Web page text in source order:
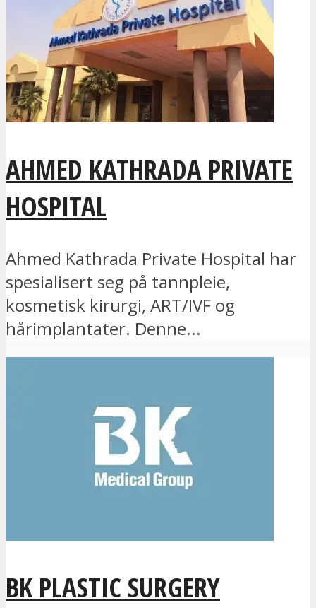
AHMED KATHRADA PRIVATE
HOSPITAL
Ahmed Kathrada Private Hospital har
spesialisert seg på tannpleie,
kosmetisk kirurgi, ART/IVF og
hårimplantater. Denne...
BK PLASTIC SURGERY